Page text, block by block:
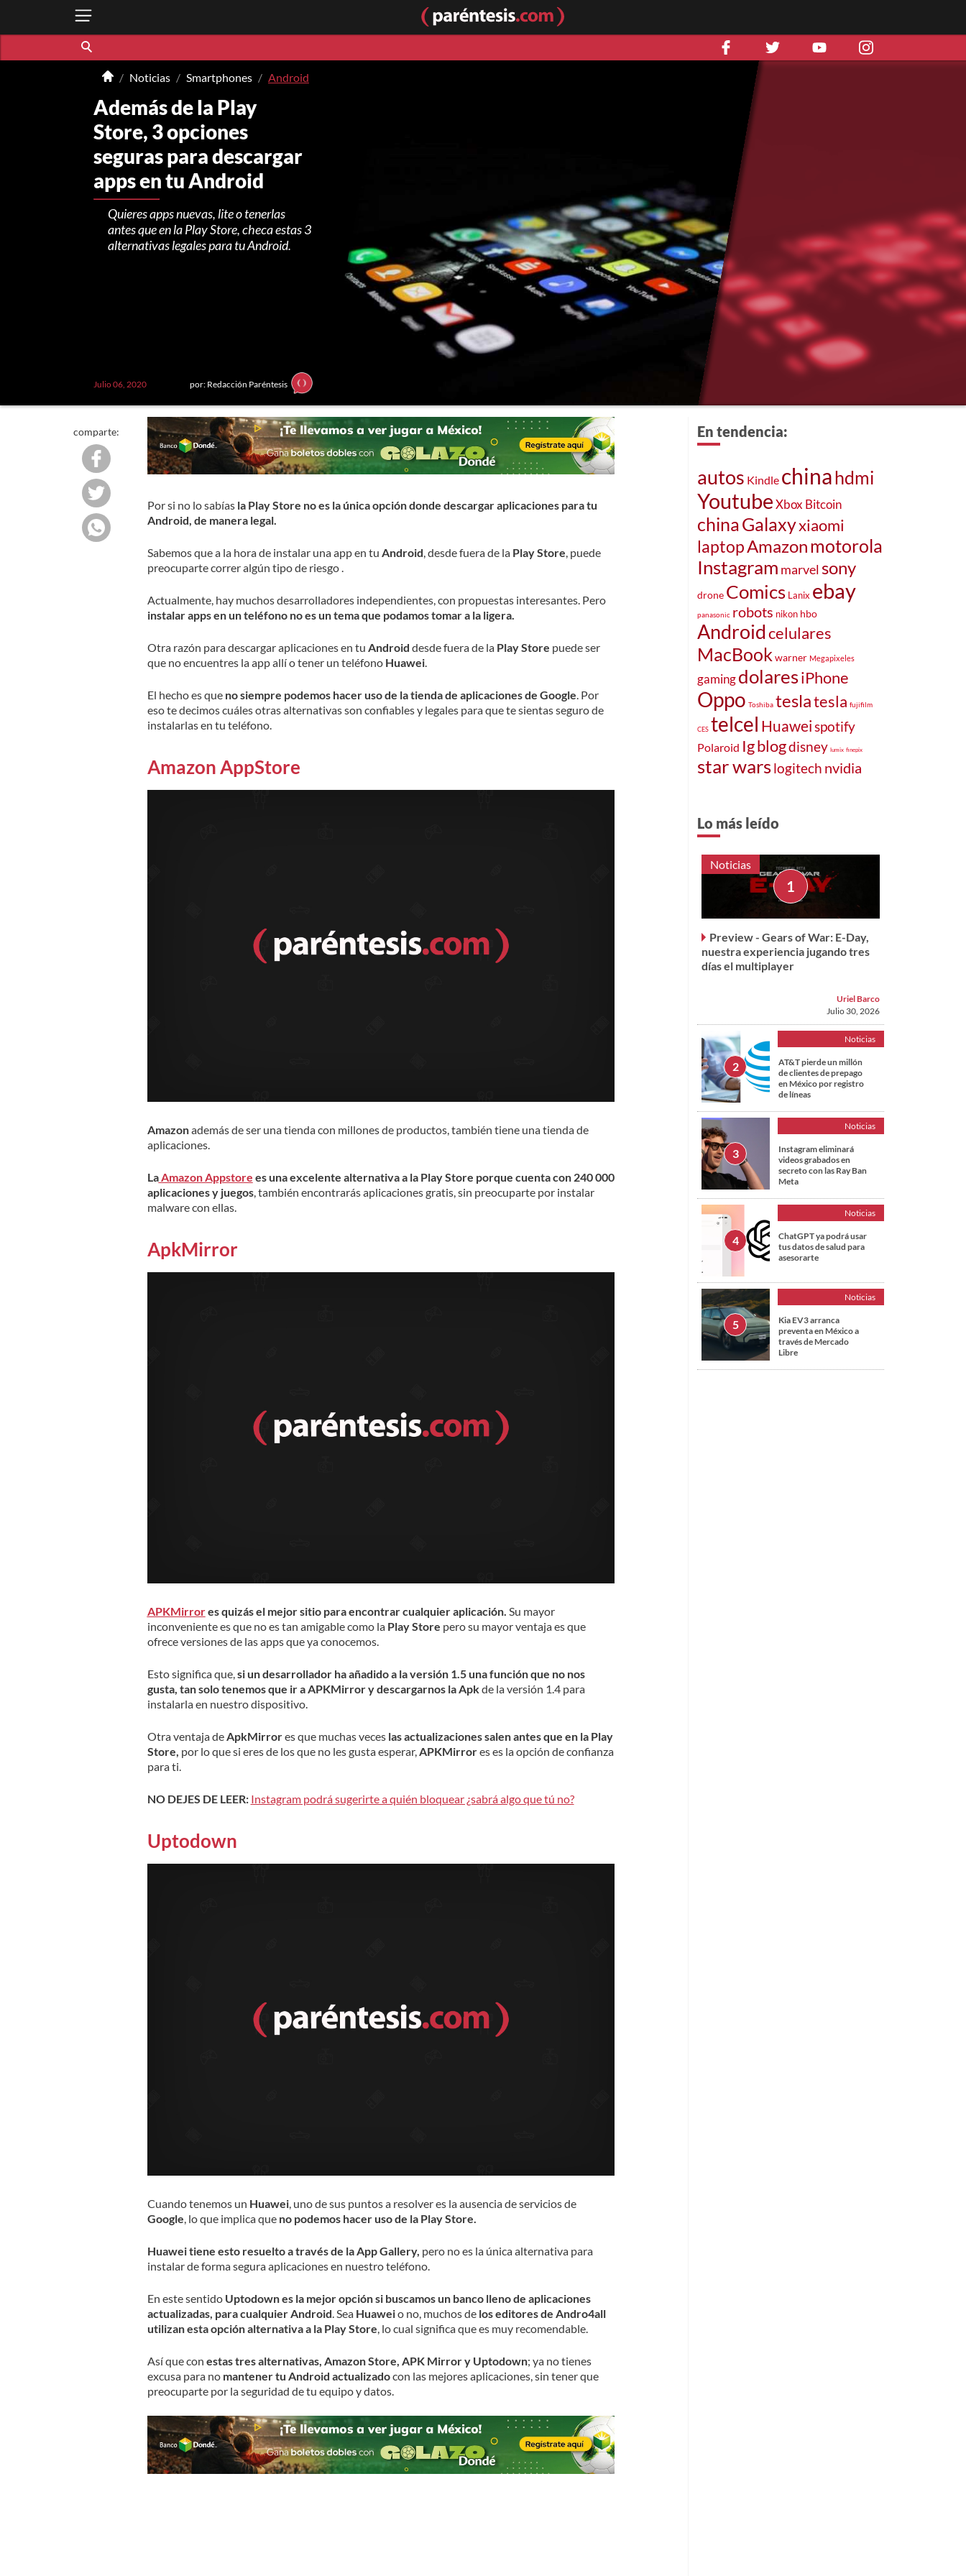
Noticias Smartphones Android
Además de la Play
Store, 3 opciones
seguras para descargar
apps en tu Android
Quieres apps nuevas, lite o tenerlas
antes que en la Play Store, checa estas 3
alternativas legales para tu Android.
Julio 06, 2020 por: Redacción Paréntesis
comparte:
Por si no lo sabíasla Play Store no es la única opción donde descargar aplicaciones para tu
Android, de manera legal.
Sabemos que a la hora de instalar una app en tu Android, desde fuera de la Play Store, puede
preocuparte correr algún tipo de riesgo .
Actualmente, hay muchos desarrolladores independientes, con propuestas interesantes. Pero
instalar apps en un teléfono no es un tema que podamos tomar a la ligera.
Otra razón para descargar aplicaciones en tu Android desde fuera de la Play Store puede ser
que no encuentres la app allí o tener un teléfono Huawei.
El hecho es que no siempre podemos hacer uso de la tienda de aplicaciones de Google. Por
eso te decimos cuáles otras alternativas son confiables y legales para que te sientas seguro de
instalarlas en tu teléfono.
Amazon AppStore
Amazonademás de ser una tienda con millones de productos, también tiene una tienda de
aplicaciones.
LaAmazon Appstore es una excelente alternativa a la Play Store porque cuenta con 240 000
aplicaciones y juegos, también encontrarás aplicaciones gratis, sin preocuparte por instalar
malware con ellas.
ApkMirror
APKMirrores quizás el mejor sitio para encontrar cualquier aplicación. Su mayor
inconveniente es que no es tan amigable como la Play Store pero su mayor ventaja es que
ofrece versiones de las apps que ya conocemos.
Esto significa que,si un desarrollador ha añadido a la versión 1.5 una función que no nos
gusta, tan solo tenemos que ir a APKMirror y descargarnos la Apkde la versión 1.4 para
instalarla en nuestro dispositivo.
Otra ventaja deApkMirrores que muchas veces las actualizaciones salen antes que en la Play
Store, por lo que si eres de los que no les gusta esperar,APKMirrores es la opción de confianza
para ti.
NO DEJES DE LEER: Instagram podrá sugerirte a quién bloquear ¿sabrá algo que tú no?
Uptodown
Cuando tenemos un Huawei, uno de sus puntos a resolver es la ausencia de servicios de
Google, lo que implica que no podemos hacer uso de la Play Store.
Huawei tiene esto resuelto a través de la App Gallery, pero no es la única alternativa para
instalar de forma segura aplicaciones en nuestro teléfono.
En este sentidoUptodown es la mejor opción si buscamos un banco lleno de aplicaciones
actualizadas, para cualquier Android. Sea Huaweio no, muchos delos editores de Andro4all
utilizan esta opción alternativa a la Play Store, lo cual significa que es muy recomendable.
Así que con estas tres alternativas, Amazon Store, APK Mirror y Uptodown; ya no tienes
excusa para no mantener tu Android actualizadocon las mejores aplicaciones, sin tener que
preocuparte por la seguridad de tu equipo y datos.
En tendencia:
autos Kindle chinahdmi
YoutubeXbox Bitcoin
chinaGalaxyxiaomi
laptopAmazonmotorola
Instagram marvel sony
drone Comics Lanix ebay
panasonic robots nikon hbo
Androidcelulares
MacBook warner Megapixeles
gamingdolaresiPhone
Oppo Toshiba teslatesla fujifilm
CES telcel Huaweispotify
Polaroid Igblogdisney lumix finepix
star warslogitech nvidia
Lo más leído
Noticias
Preview - Gears of War: E-Day,
nuestra experiencia jugando tres
días el multiplayer
Uriel Barco
Julio 30, 2026
Noticias
AT&T pierde un millón
de clientes de prepago
en México por registro
de líneas
Noticias
Instagram eliminará
videos grabados en
secreto con las Ray Ban
Meta
Noticias
ChatGPT ya podrá usar
tus datos de salud para
asesorarte
Noticias
Kia EV3 arranca
preventa en México a
través de Mercado
Libre